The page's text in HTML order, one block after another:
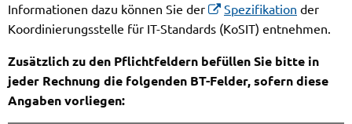
Informationen dazu können Sie der
Spezifikation der
Koordinierungsstelle für IT-Standards (KoSIT) entnehmen.
Zusätzlich zu den Pflichtfeldern befüllen Sie bitte in
jeder Rechnung die folgenden BT-Felder, sofern diese
Angaben vorliegen: